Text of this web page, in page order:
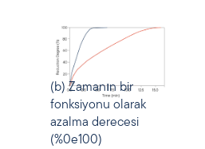
(b) Zamanın bir
fonksiyonu olarak
azalma derecesi
(%0e100)